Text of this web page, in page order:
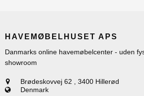
HAVEMØBELHUSET APS
Danmarks online havemøbelcenter - uden
showroom
Brødeskovvej 62
3400 Hillerød
Denmark